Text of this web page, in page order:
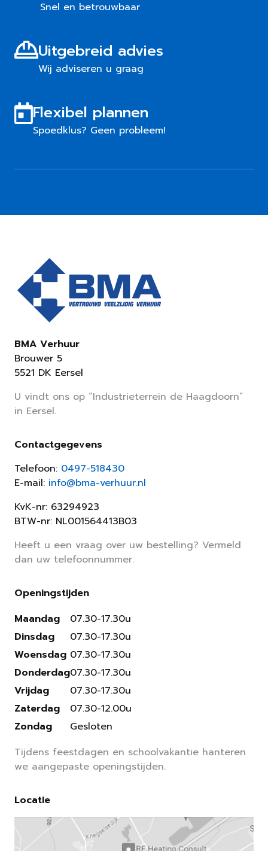
Snel en betrouwbaar
Uitgebreid advies
Wij adviseren u graag
Flexibel plannen
Spoedklus? Geen probleem!
BMA Verhuur
Brouwer 5
5521 DK Eersel
U vindt ons op “Industrieterrein de Haagdoorn”
in Eersel.
Contactgegevens
Telefoon: 0497-518430
E-mail: info@bma-verhuur.nl
KvK-nr: 63294923
BTW-nr: NL001564413B03
Heeft u een vraag over uw bestelling? Vermeld
dan uw telefoonnummer.
Openingstijden
Maandag
Dinsdag
Woensdag
Donderdag
Vrijdag
Zaterdag
Zondag
07.30-17.30u
07.30-17.30u
07.30-17.30u
07.30-17.30u
07.30-17.30u
07.30-12.00u
Gesloten
Tijdens feestdagen en schoolvakantie hanteren
we aangepaste openingstijden.
Locatie